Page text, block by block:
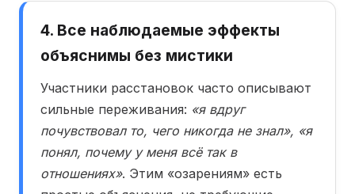
4. Все наблюдаемые эффекты
объяснимы без мистики
Участники расстановок часто описывают
сильные переживания: «я вдруг
почувствовал то, чего никогда не знал», «я
понял, почему у меня всё так в
отношениях». Этим «озарениям» есть